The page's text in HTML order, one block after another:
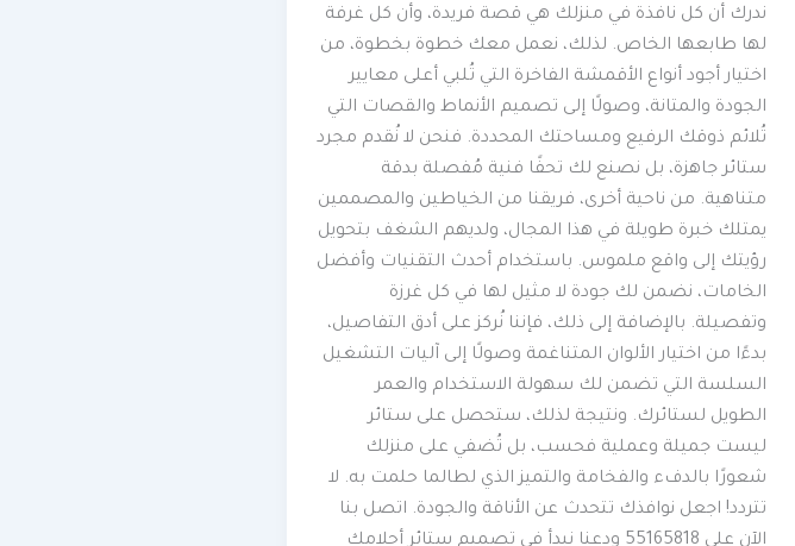
ندرك أن كل نافذة في منزلك هي قصة فريدة، وأن كل غرفة
لها طابعها الخاص. لذلك، نعمل معك خطوة بخطوة، من
اختيار أجود أنواع الأقمشة الفاخرة التي تُلبي أعلى معايير
الجودة والمتانة، وصولًا إلى تصميم الأنماط والقصات التي
تُلائم ذوقك الرفيع ومساحتك المحددة. فنحن لا نُقدم مجرد
ستائر جاهزة، بل نصنع لك تحفًا فنية مُفصلة بدقة
متناهية. من ناحية أخرى، فريقنا من الخياطين والمصممين
يمتلك خبرة طويلة في هذا المجال، ولديهم الشغف بتحويل
رؤيتك إلى واقع ملموس. باستخدام أحدث التقنيات وأفضل
الخامات، نضمن لك جودة لا مثيل لها في كل غرزة
وتفصيلة. بالإضافة إلى ذلك، فإننا نُركز على أدق التفاصيل،
بدءًا من اختيار الألوان المتناغمة وصولًا إلى آليات التشغيل
السلسة التي تضمن لك سهولة الاستخدام والعمر
الطويل لستائرك. ونتيجة لذلك، ستحصل على ستائر
ليست جميلة وعملية فحسب، بل تُضفي على منزلك
شعورًا بالدفء والفخامة والتميز الذي لطالما حلمت به. لا
تتردد! اجعل نوافذك تتحدث عن الأناقة والجودة. اتصل بنا
الآن على 55165818 ودعنا نبدأ في تصميم ستائر أحلامك